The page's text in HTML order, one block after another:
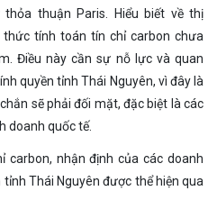
thuận Paris. Hiểu biết về thị
tính toán tín chỉ carbon chưa
Điều này cần sự nỗ lực và quan
quyền tỉnh Thái Nguyên, vì đây là
sẽ phải đối mặt, đặc biệt là các
doanh quốc tế.
carbon, nhận định của các doanh
Thái Nguyên được thể hiện qua